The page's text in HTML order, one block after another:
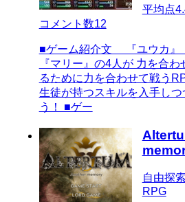
平均点
コメント数12
■ゲーム紹介文 『ユウカ』
『マリー』の4人が 力を合
るために力を合わせて戦う
生徒が持つスキルを入手し
う！ ■ゲー
自由探
RPG